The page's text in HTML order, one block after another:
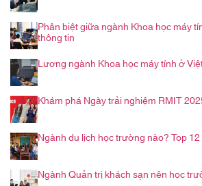
Phân biệt giữa ngành Khoa học máy
thông tin
Lương ngành Khoa học máy tính ở
Khám phá Ngày trải nghiệm RMIT
Ngành du lịch học trường nào? Top
Ngành Quản trị khách sạn nên học